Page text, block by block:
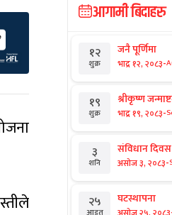
आगामी बिदाहरु
१२
शुक्र
जनै पूर्णिमा
भाद्र १२, २०८३-
१९
शुक्र
श्रीकृष्ण
भाद्र १९, २०८३-
३
शनि
संविधान दिवस
असोज ३, २०८३-
२५ घटस्थापना